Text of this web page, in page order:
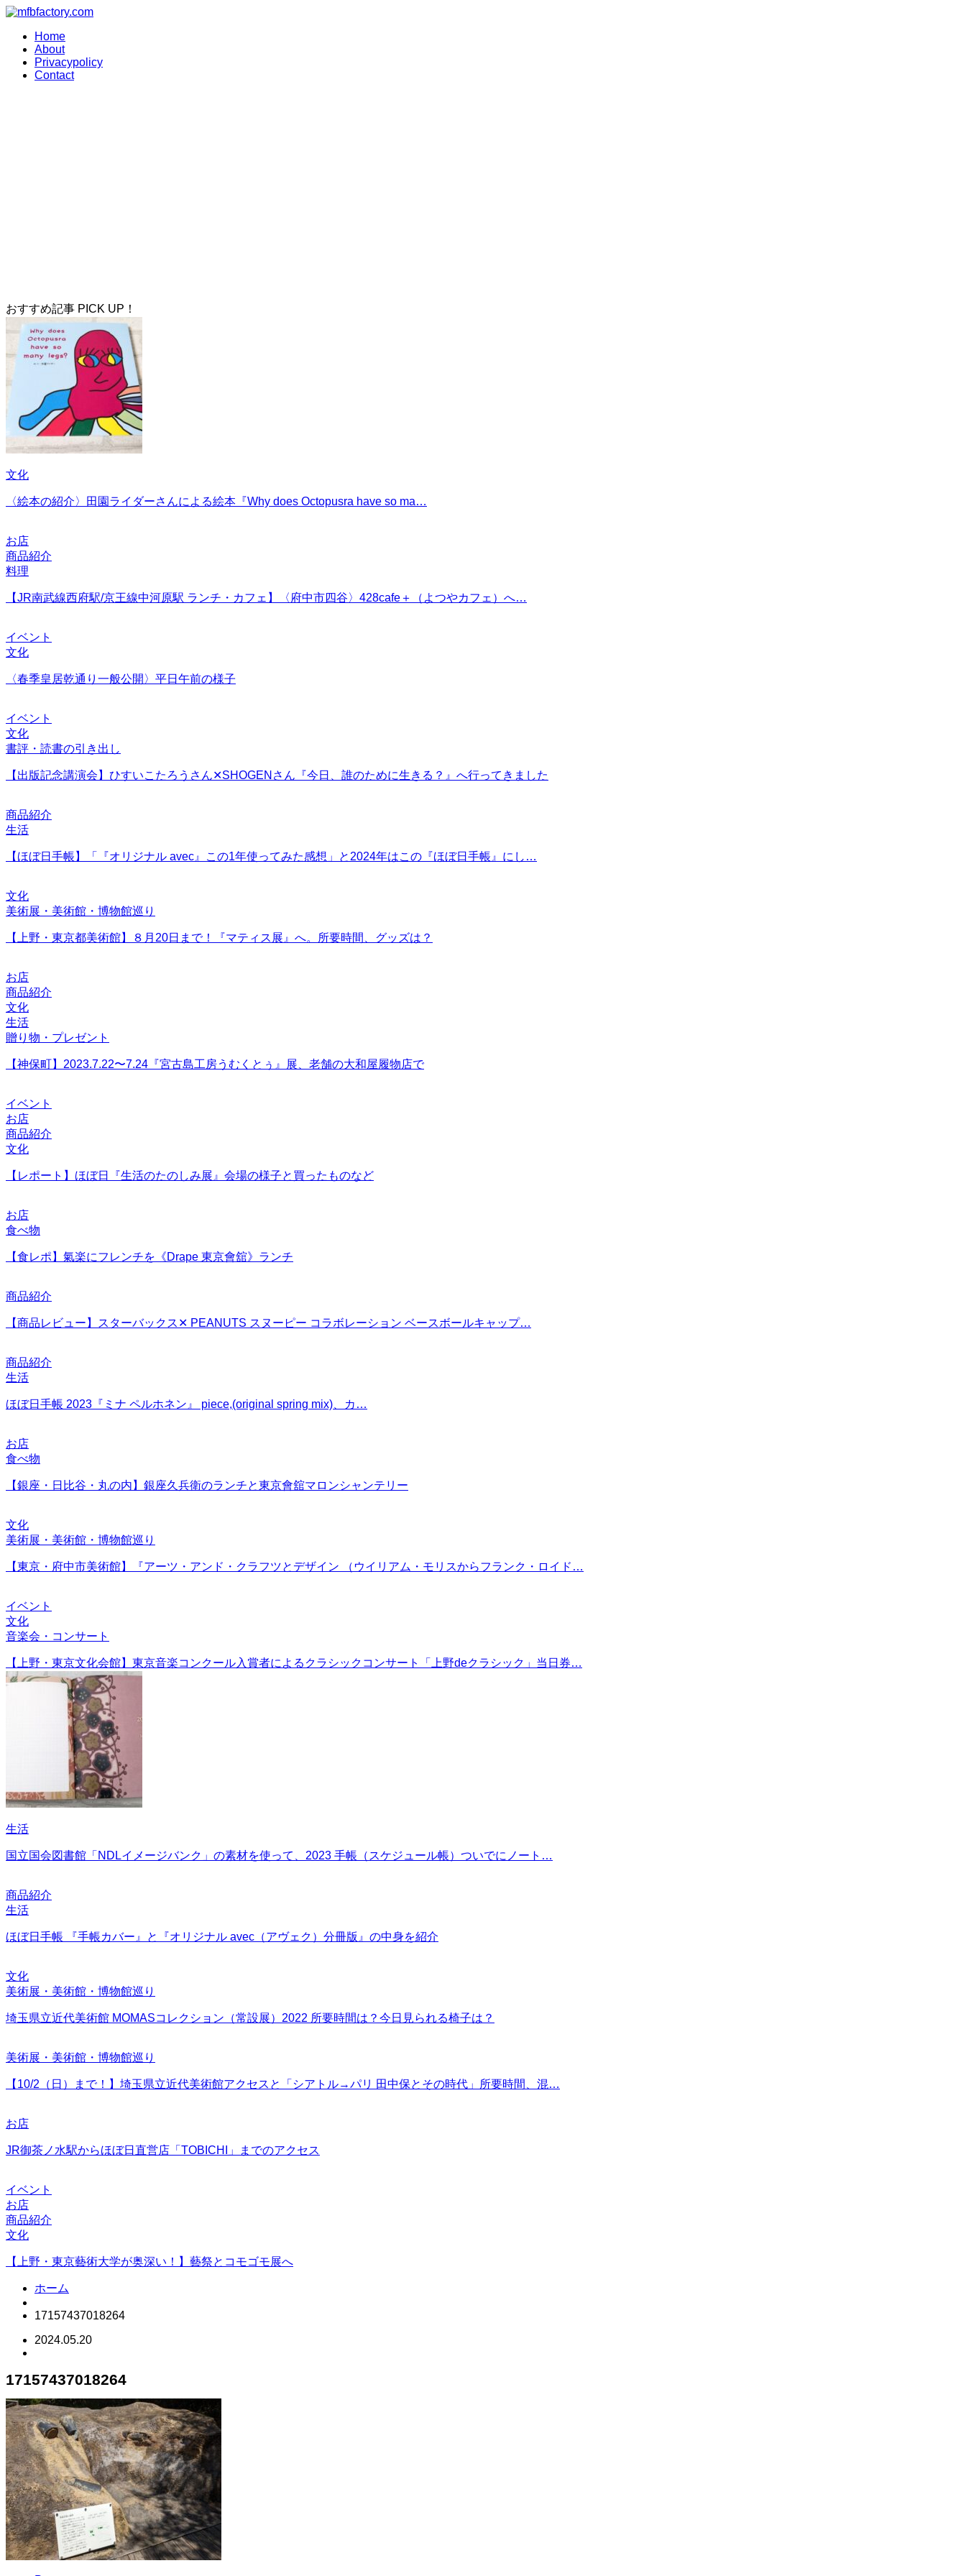
Home
About
Privacypolicy
Contact
おすすめ記事 PICK UP！
文化
〈絵本の紹介〉田園ライダーさんによる絵本『Why does Octopusra have so ma…
お店
商品紹介
料理
【JR南武線西府駅/京王線中河原駅 ランチ・カフェ】〈府中市四谷〉428cafe＋（よつやカフェ）へ…
イベント
文化
〈春季皇居乾通り一般公開〉平日午前の様子
イベント
文化
書評・読書の引き出し
【出版記念講演会】ひすいこたろうさん✕SHOGENさん『今日、誰のために生きる？』へ行ってきました
商品紹介
生活
【ほぼ日手帳】「『オリジナル avec』この1年使ってみた感想」と2024年はこの『ほぼ日手帳』にし…
文化
美術展・美術館・博物館巡り
【上野・東京都美術館】８月20日まで！『マティス展』へ。所要時間、グッズは？
お店
商品紹介
文化
生活
贈り物・プレゼント
【神保町】2023.7.22〜7.24『宮古島工房うむくとぅ』展、老舗の大和屋履物店で
イベント
お店
商品紹介
文化
【レポート】ほぼ日『生活のたのしみ展』会場の様子と買ったものなど
お店
食べ物
【食レポ】氣楽にフレンチを《Drape 東京會舘》ランチ
商品紹介
【商品レビュー】スターバックス✕ PEANUTS スヌーピー コラボレーション ベースボールキャップ…
商品紹介
生活
ほぼ日手帳 2023『ミナ ペルホネン』 piece,(original spring mix)、カ…
お店
食べ物
【銀座・日比谷・丸の内】銀座久兵衛のランチと東京會舘マロンシャンテリー
文化
美術展・美術館・博物館巡り
【東京・府中市美術館】『アーツ・アンド・クラフツとデザイン （ウイリアム・モリスからフランク・ロイド…
イベント
文化
音楽会・コンサート
【上野・東京文化会館】東京音楽コンクール入賞者によるクラシックコンサート「上野deクラシック」当日券…
生活
国立国会図書館「NDLイメージバンク」の素材を使って、2023 手帳（スケジュール帳）ついでにノート…
商品紹介
生活
ほぼ日手帳 『手帳カバー』と『オリジナル avec（アヴェク）分冊版』の中身を紹介
文化
美術展・美術館・博物館巡り
埼玉県立近代美術館 MOMASコレクション（常設展）2022 所要時間は？今日見られる椅子は？
美術展・美術館・博物館巡り
【10/2（日）まで！】埼玉県立近代美術館アクセスと「シアトル→パリ 田中保とその時代」所要時間、混…
お店
JR御茶ノ水駅からほぼ日直営店「TOBICHI」までのアクセス
イベント
お店
商品紹介
文化
【上野・東京藝術大学が奥深い！】藝祭とコモゴモ展へ
ホーム
17157437018264
2024.05.20
17157437018264